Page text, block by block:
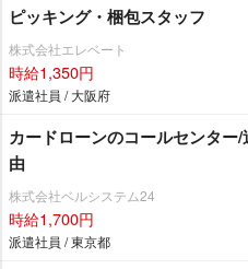
ピッキング・梱包スタッフ
株式会社エレベート
時給1,350円
派遣社員 / 大阪府
カードローンのコールセンター
由
株式会社ベルシステム24
時給1,700円
派遣社員 / 東京都